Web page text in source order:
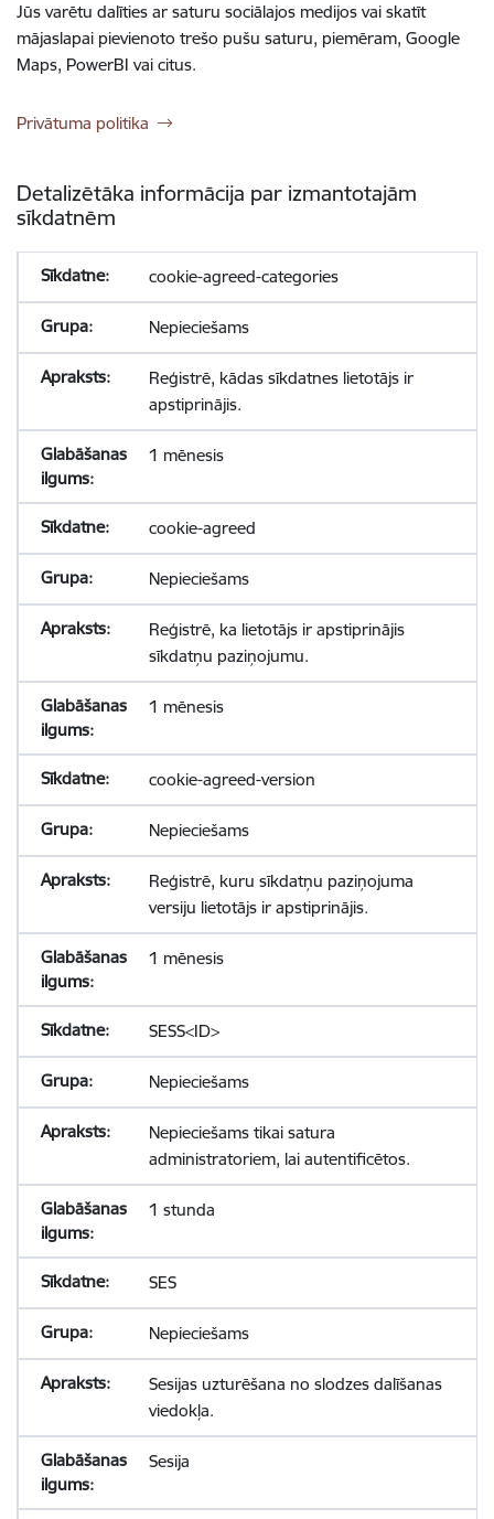
Jūs varētu dalīties ar saturu sociālajos medijos vai skatīt
mājaslapai pievienoto trešo pušu saturu, piemēram, Google
Maps, PowerBI vai citus.
Privātuma politika
Detalizētāka informācija par izmantotajām
sīkdatnēm
cookie-agreed-categories
Nepieciešams
Reģistrē, kādas sīkdatnes lietotājs ir
apstiprinājis.
1 mēnesis
cookie-agreed
Nepieciešams
Reģistrē, ka lietotājs ir apstiprinājis
sīkdatņu paziņojumu.
1 mēnesis
cookie-agreed-version
Nepieciešams
Reģistrē, kuru sīkdatņu paziņojuma
versiju lietotājs ir apstiprinājis.
1 mēnesis
SESS<ID>
Nepieciešams
Nepieciešams tikai satura
administratoriem, lai autentificētos.
1 stunda
SES
Nepieciešams
Sesijas uzturēšana no slodzes dalīšanas
viedokļa.
Sesija